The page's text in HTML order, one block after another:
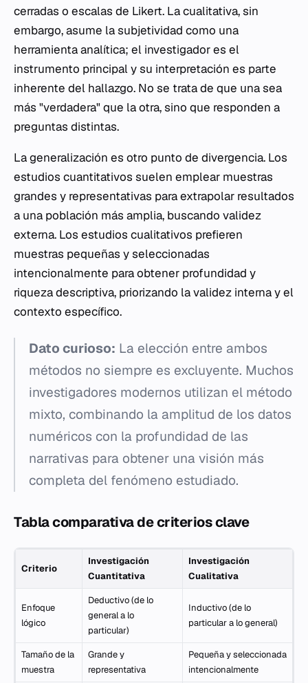
cerradas o escalas de Likert. La cualitativa, sin
embargo, asume la subjetividad como una
herramienta analítica; el investigador es el
instrumento principal y su interpretación es parte
inherente del hallazgo. No se trata de que una sea
más "verdadera" que la otra, sino que responden a
preguntas distintas.
La generalización es otro punto de divergencia. Los
estudios cuantitativos suelen emplear muestras
grandes y representativas para extrapolar resultados
a una población más amplia, buscando validez
externa. Los estudios cualitativos prefieren
muestras pequeñas y seleccionadas
intencionalmente para obtener profundidad y
riqueza descriptiva, priorizando la validez interna y el
contexto específico.
Dato curioso: La elección entre ambos
métodos no siempre es excluyente. Muchos
investigadores modernos utilizan el método
mixto, combinando la amplitud de los datos
numéricos con la profundidad de las
narrativas para obtener una visión más
completa del fenómeno estudiado.
Tabla comparativa de criterios clave
Criterio
Investigación
Cuantitativa
Investigación
Cualitativa
Enfoque
lógico
Deductivo (de lo
general a lo
particular)
Inductivo (de lo
particular a lo general)
Tamaño de la
muestra
Grande y
representativa
Pequeña y seleccionada
intencionalmente